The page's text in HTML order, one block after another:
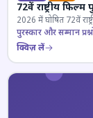
72वें राष्ट्रीय फिल्म
2026 में घोषित 72वें
पुरस्कार और सम्मान
क्विज़ लें